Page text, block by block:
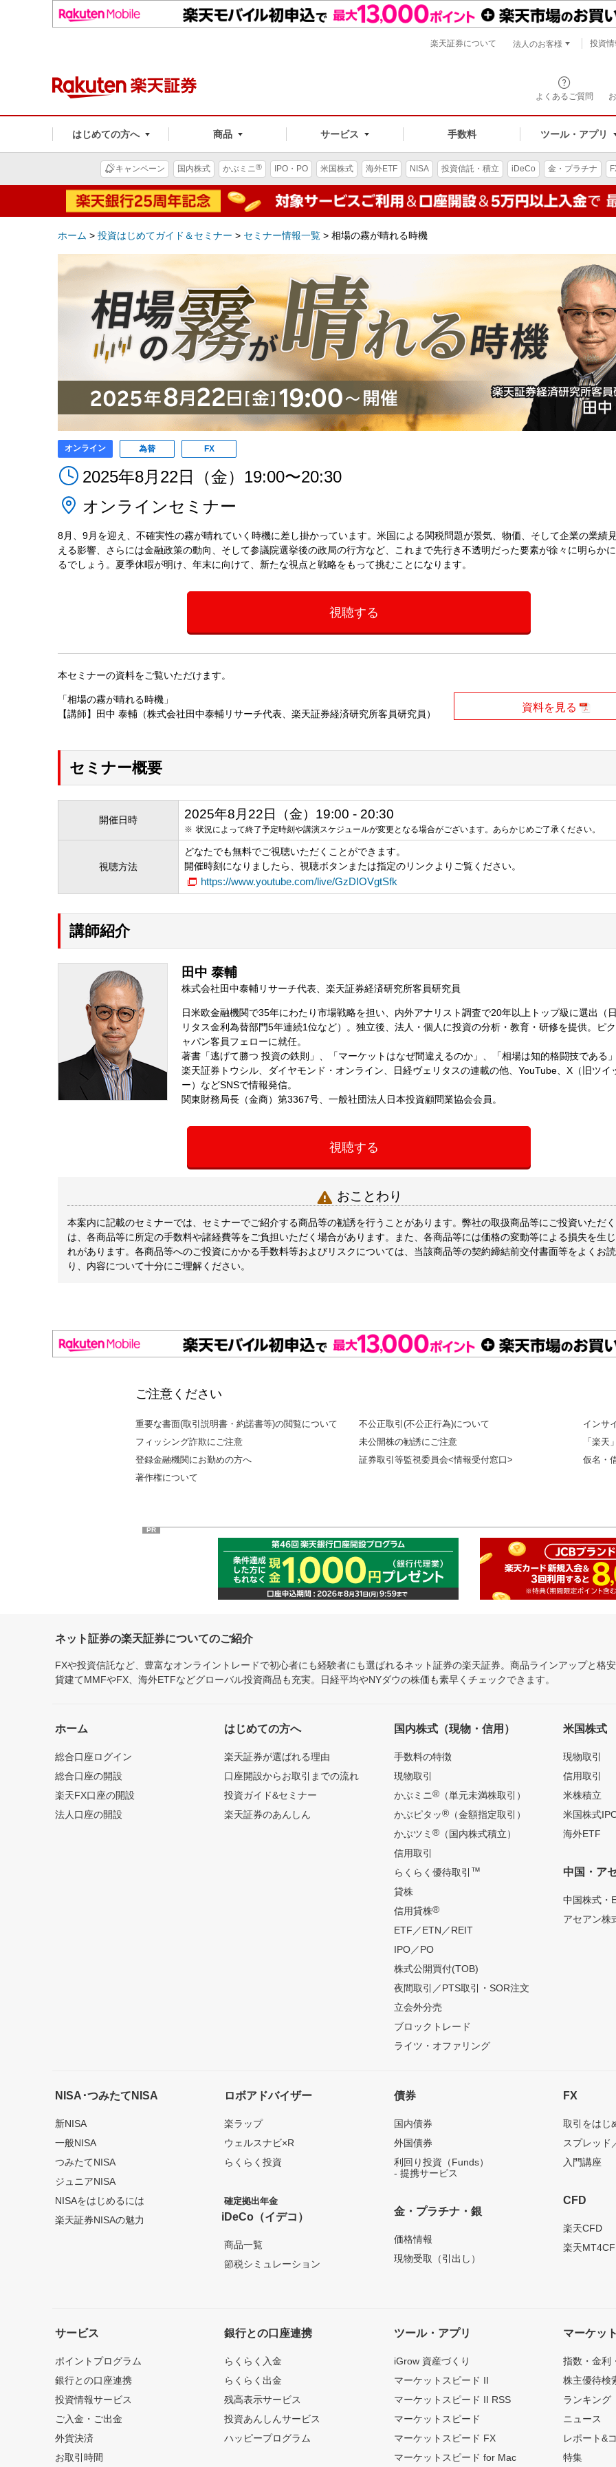
よくあるご質問
はじめての方へ 商品 サービス 手数料 ツール・アプリ
楽天証券について 法人のお客様 投資
キャンペーン 国内株式 かぶミニ® IPO・PO 米国株式 海外ETF NISA 投資信託・積立 iDeCo 金・プラチナ
ホーム > 投資はじめてガイド＆セミナー > セミナー情報一覧 > 相場の霧が晴れる時機
オンライン 為替 FX
2025年8月22日（金）19:00〜20:30
オンラインセミナー
8月、9月を迎え、不確実性の霧が晴れていく時機に差し掛かっています。米国による関税問題が景気、物価、そして企業の業績
える影響、さらには金融政策の動向、そして参議院選挙後の政局の行方など、これまで先行き不透明だった要素が徐々に明らかに
るでしょう。夏季休暇が明け、年末に向けて、新たな視点と戦略をもって挑むことになります。
視聴する
本セミナーの資料をご覧いただけます。
「相場の霧が晴れる時機」
【講師】田中 泰輔（株式会社田中泰輔リサーチ代表、楽天証券経済研究所客員研究員）
資料を見る
セミナー概要
開催日時 2025年8月22日（金）19:00 - 20:30
状況によって終了予定時刻や講演スケジュールが変更となる場合がございます。あらかじめご了承ください。
視聴方法
どなたでも無料でご視聴いただくことができます。
開催時刻になりましたら、視聴ボタンまたは指定のリンクよりご覧ください。
https://www.youtube.com/live/GzDIOVgtSfk
講師紹介
田中 泰輔
株式会社田中泰輔リサーチ代表、楽天証券経済研究所客員研究員
日米欧金融機関で35年にわたり市場戦略を担い、内外アナリスト調査で20年以上トップ級に選出（
リタス金利為替部門5年連続1位など）。独立後、法人・個人に投資の分析・教育・研修を提供。ピ
ャパン客員フェローに就任。
著書「逃げて勝つ 投資の鉄則」、「マーケットはなぜ間違えるのか」、「相場は知的格闘技である」
楽天証券トウシル、ダイヤモンド・オンライン、日経ヴェリタスの連載の他、YouTube、X（旧ツイ
ー）などSNSで情報発信。
関東財務局長（金商）第3367号、一般社団法人日本投資顧問業協会会員。
視聴する
 おことわり
本案内に記載のセミナーでは、セミナーでご紹介する商品等の勧誘を行うことがあります。弊社の取扱商品等にご投資いただ
は、各商品等に所定の手数料や諸経費等をご負担いただく場合があります。また、各商品等には価格の変動等による損失を生
れがあります。各商品等へのご投資にかかる手数料等およびリスクについては、当該商品等の契約締結前交付書面等をよくお
り、内容について十分にご理解ください。
ご注意ください
重要な書面(取引説明書・約諾書等)の閲覧について
フィッシング詐欺にご注意
登録金融機関にお勤めの方へ
著作権について
不公正取引(不公正行為)について
未公開株の勧誘にご注意
証券取引等監視委員会<情報受付窓口>
インサ
「楽天
仮名・
PR
ネット証券の楽天証券についてのご紹介
FXや投資信託など、豊富なオンライントレードで初心者にも経験者にも選ばれるネット証券の楽天証券。商品ラインアップと格
貨建てMMFやFX、海外ETFなどグローバル投資商品も充実。日経平均やNYダウの株価も素早くチェックできます。
ホーム
総合口座ログイン
総合口座の開設
楽天FX口座の開設
法人口座の開設
はじめての方へ
楽天証券が選ばれる理由
口座開設からお取引までの流れ
投資ガイド&セミナー
楽天証券のあんしん
国内株式（現物・信用）
手数料の特徴
現物取引
かぶミニ®（単元未満株取引）
かぶピタッ®（金額指定取引）
かぶツミ ®（国内株式積立）
信用取引
らくらく優待取引 ™
貸株
信用貸株®
ETF／ETN／REIT
IPO／PO
株式公開買付(TOB)
夜間取引／PTS取引・SOR注文
立会外分売
ブロックトレード
ライツ・オファリング
米国株式
現物取引
信用取引
米株積立
米国株式
海外ETF
中国・ア
中国株式・
アセアン株
NISA･つみたてNISA
新NISA
一般NISA
つみたてNISA
ジュニアNISA
NISAをはじめるには
楽天証券NISAの魅力
ロボアドバイザー
楽ラップ
ウェルスナビ×R
らくらく投資
確定拠出年金
iDeCo（イデコ）
商品一覧
節税シミュレーション
債券
国内債券
外国債券
利回り投資（Funds）
- 提携サービス
金・プラチナ・銀
価格情報
現物受取（引出し）
FX
取引をはじ
スプレッド
入門講座
CFD
楽天CFD
楽天
サービス
ポイントプログラム
銀行との口座連携
投資情報サービス
ご入金・ご出金
外貨決済
お取引時間
銀行との口座連携
らくらく入金
らくらく出金
残高表示サービス
投資あんしんサービス
ハッピープログラム
ツール・アプリ
iGrow 資産づくり
マーケットスピード II
マーケットスピード II RSS
マーケットスピード
マーケットスピード FX
マーケットスピード for Mac
マーケッ
指数・金利
株主優待検
ランキング
ニュース
レポート&
特集